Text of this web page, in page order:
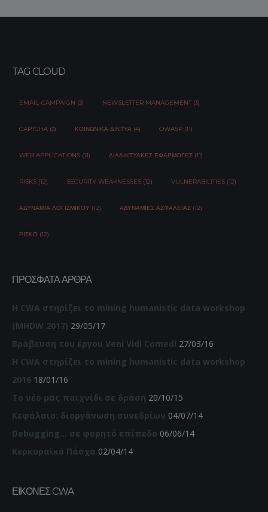
TAG CLOUD
EMAIL-CAMPAIGN (3) NEWSLETTER MANAGEMENT (3)
CAPTCHA (3) ΚΟΙΝΩΝΙΚΆ ΔΊΚΤΥΑ (4) OWASP (11)
WEB APPLICATIONS (11) ΔΙΑΔΙΚΤΥΑΚΈΣ ΕΦΑΡΜΟΓΈΣ (11)
RISKS (12) SECURITY WEAKNESSES (12) VULNERABILITIES (12)
ΑΔΥΝΑΜΊΑ ΛΟΓΙΣΜΙΚΟΎ (12) ΑΔΥΝΑΜΊΕΣ ΑΣΦΆΛΕΙΑΣ (12)
ΡΊΣΚΟ (12)
ΠΡΌΣΦΑΤΑ ΆΡΘΡΑ
Η CWA στηρίζει το mining humanistic data workshop
(MHDW 2017) 29/05/17
Βράβευση του έργου Veni Vidi Comedi 27/03/16
Η CWA στηρίζει το mining humanistic data workshop
2016 18/01/16
Το νέο μας παιχνίδι σε δράση 20/10/15
Κεφάλαιο: διοργάνωση συνεδρίων 04/07/14
Debugging… σε φορητό επίπεδο 06/06/14
Κερκυραϊκό Πάσχα 02/04/14
ΕΙΚΌΝΕΣ CWA